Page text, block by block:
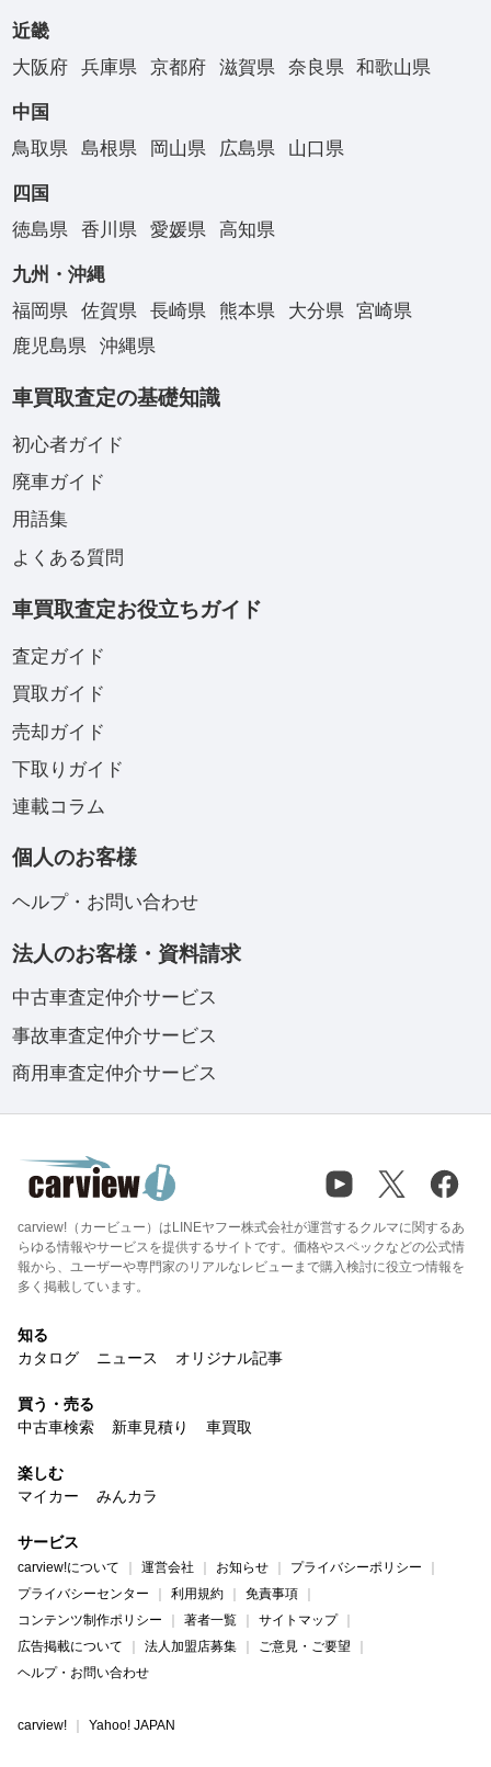
近畿
大阪府
兵庫県 京都府 滋賀県 奈良県 和歌山県
中国
鳥取県
島根県 岡山県 広島県 山口県
四国
徳島県
香川県 愛媛県 高知県
九州・沖縄
福岡県
佐賀県 長崎県 熊本県 大分県
宮崎県
鹿児島県
沖縄県
車買取査定の基礎知識
初心者ガイド
廃車ガイド
用語集
よくある質問
車買取査定お役立ちガイド
査定ガイド
買取ガイド
売却ガイド
下取りガイド
連載コラム
個人のお客様
ヘルプ・お問い合わせ
法人のお客様・資料請求
中古車査定仲介サービス
事故車査定仲介サービス
商用車査定仲介サービス
carview!（カービュー）はLINEヤフー株式会社が運営するクルマに関するあ
らゆる情報やサービスを提供するサイトです。価格やスペックなどの公式情
報から、ユーザーや専門家のリアルなレビューまで購入検討に役立つ情報を
多く掲載しています。
知る
カタログ
ニュース オリジナル記事
買う・売る
中古車検索
新車見積り 車買取
楽しむ
マイカー
みんカラ
サービス
carview!について 運営会社 お知らせ
プライバシーポリシー
プライバシーセンター
利用規約
免責事項
コンテンツ制作ポリシー
著者一覧
サイトマップ
広告掲載について
法人加盟店募集
ご意見・ご要望
ヘルプ・お問い合わせ
carview! Yahoo! JAPAN